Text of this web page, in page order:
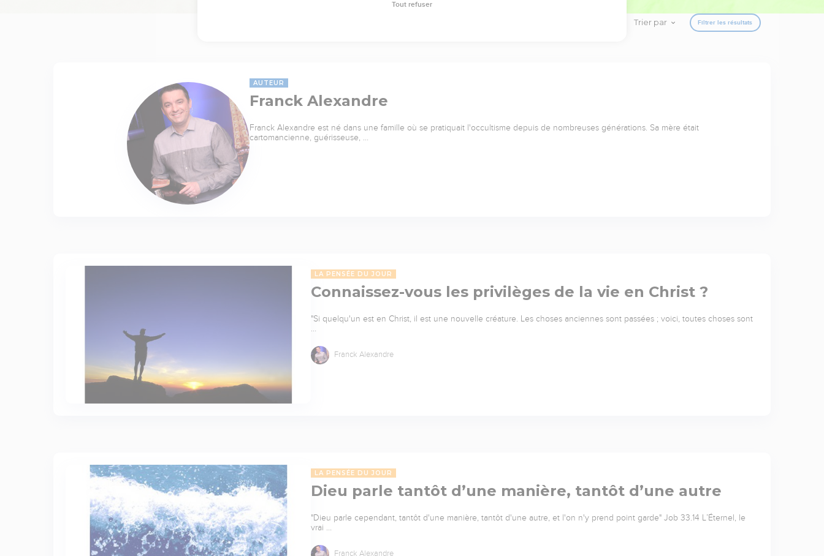
Trier par Filtrer les résultats
AUTEUR
Franck Alexandre
Franck Alexandre est né dans une famille où se pratiquait l'occultisme depuis de nombreuses générations. Sa mère était
cartomancienne, guérisseuse, …
LA PENSÉE DU JOUR
Connaissez-vous les privilèges de la vie en Christ ?
"Si quelqu'un est en Christ, il est une nouvelle créature. Les choses anciennes sont passées ; voici, toutes choses sont
Franck Alexandre
LA PENSÉE DU JOUR
Dieu parle tantôt d’une manière, tantôt d’une autre
"Dieu parle cependant, tantôt d'une manière, tantôt d'une autre, et l'on n'y prend point garde" Job 33.14 L’Éternel, le
vrai …
Franck Alexandre
Tout refuser